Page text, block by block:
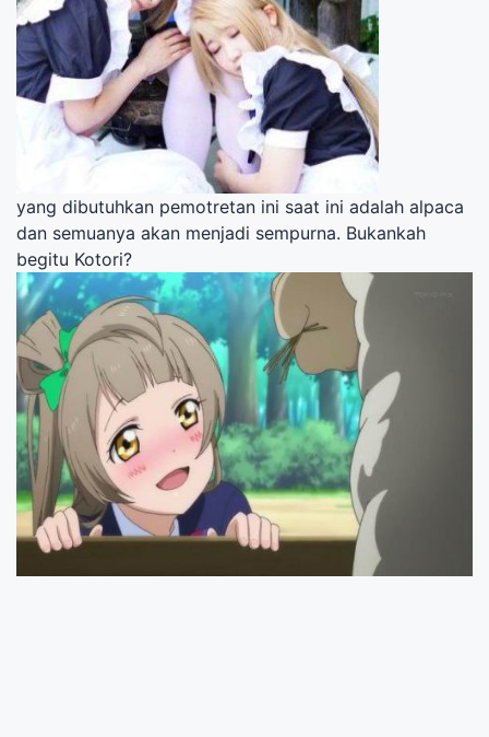
yang dibutuhkan pemotretan ini saat ini adalah alpaca
dan semuanya akan menjadi sempurna. Bukankah
begitu Kotori?